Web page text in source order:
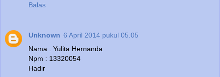
Balas
Unknown 6 April 2014 pukul 05.05
Nama : Yulita Hernanda
Npm : 13320054
Hadir